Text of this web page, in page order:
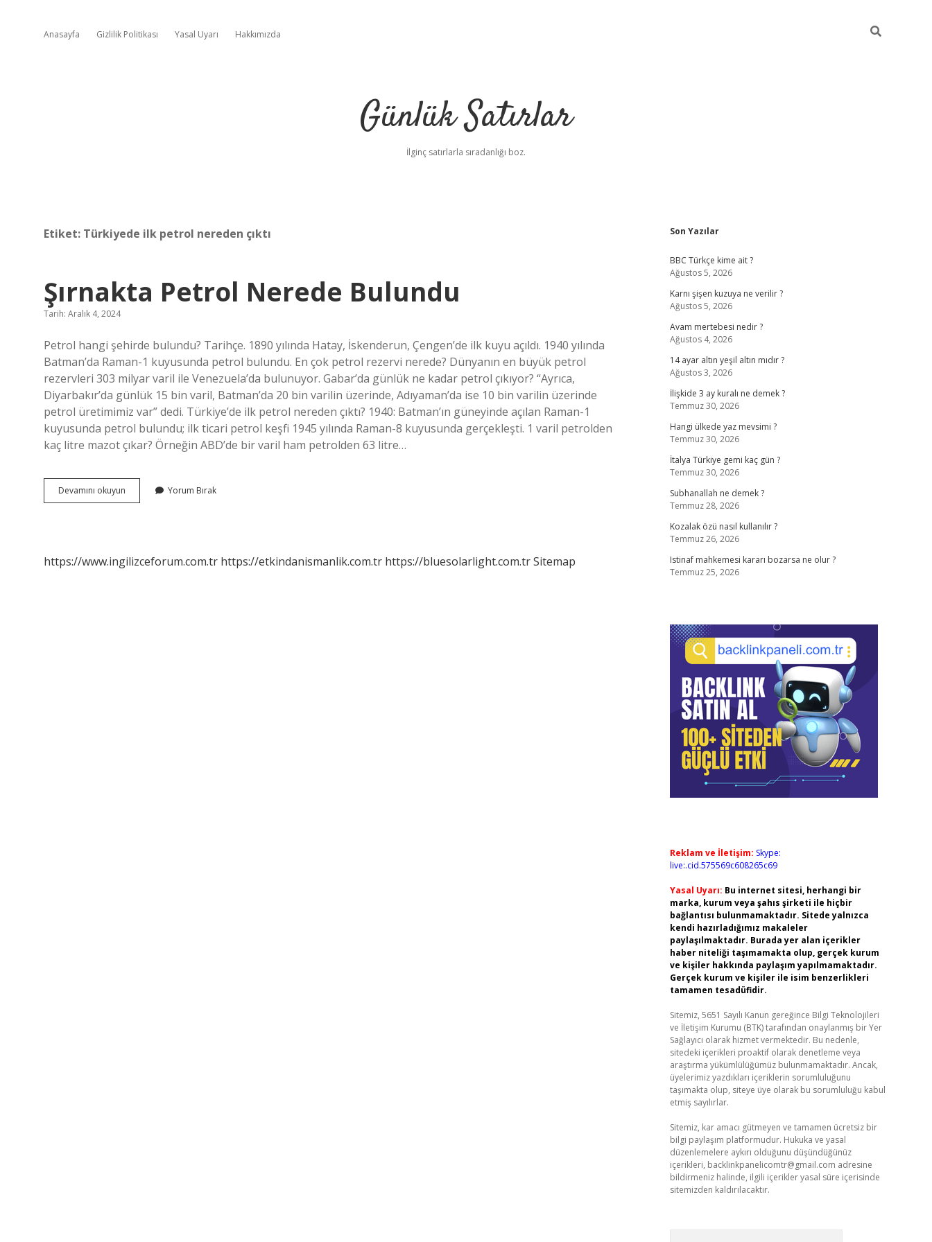
Anasayfa Gizlilik Politikası Yasal Uyarı Hakkımızda
Günlük Satırlar
İlginç satırlarla sıradanlığı boz.
Etiket: Türkiyede ilk petrol nereden çıktı
Şırnakta Petrol Nerede Bulundu
Tarih: Aralık 4, 2024
Petrol hangi şehirde bulundu? Tarihçe. 1890 yılında Hatay, İskenderun, Çengen’de ilk kuyu açıldı. 1940 yılında
Batman’da Raman-1 kuyusunda petrol bulundu. En çok petrol rezervi nerede? Dünyanın en büyük petrol
rezervleri 303 milyar varil ile Venezuela’da bulunuyor. Gabar’da günlük ne kadar petrol çıkıyor? “Ayrıca,
Diyarbakır’da günlük 15 bin varil, Batman’da 20 bin varilin üzerinde, Adıyaman’da ise 10 bin varilin üzerinde
petrol üretimimiz var” dedi. Türkiye’de ilk petrol nereden çıktı? 1940: Batman’ın güneyinde açılan Raman-1
kuyusunda petrol bulundu; ilk ticari petrol keşfi 1945 yılında Raman-8 kuyusunda gerçekleşti. 1 varil petrolden
kaç litre mazot çıkar? Örneğin ABD’de bir varil ham petrolden 63 litre…
Devamını okuyun Şırnakta
Petrol
Yorum Bırak
https://www.ingilizceforum.com.tr https://etkindanismanlik.com.tr https://bluesolarlight.com.trSitemap
Sidebar
Son Yazılar
BBC Türkçe kime ait ?
Ağustos 5, 2026
Karnı şişen kuzuya ne verilir ?
Ağustos 5, 2026
Avam mertebesi nedir ?
Ağustos 4, 2026
14 ayar altın yeşil altın mıdır ?
Ağustos 3, 2026
İlişkide 3 ay kuralı ne demek ?
Temmuz 30, 2026
Hangi ülkede yaz mevsimi ?
Temmuz 30, 2026
İtalya Türkiye gemi kaç gün ?
Temmuz 30, 2026
Subhanallah ne demek ?
Temmuz 28, 2026
Kozalak özü nasıl kullanılır ?
Temmuz 26, 2026
Istinaf mahkemesi kararı bozarsa ne olur ?
Temmuz 25, 2026
Reklam ve İletişim: Skype:
live:.cid.575569c608265c69
Yasal Uyarı: Bu internet sitesi, herhangi bir
marka, kurum veya şahıs şirketi ile hiçbir
bağlantısı bulunmamaktadır. Sitede yalnızca
kendi hazırladığımız makaleler
paylaşılmaktadır. Burada yer alan içerikler
haber niteliği taşımamakta olup, gerçek kurum
ve kişiler hakkında paylaşım yapılmamaktadır.
Gerçek kurum ve kişiler ile isim benzerlikleri
tamamen tesadüfidir.
Sitemiz, 5651 Sayılı Kanun gereğince Bilgi Teknolojileri
ve İletişim Kurumu (BTK) tarafından onaylanmış bir Yer
Sağlayıcı olarak hizmet vermektedir. Bu nedenle,
sitedeki içerikleri proaktif olarak denetleme veya
araştırma yükümlülüğümüz bulunmamaktadır. Ancak,
üyelerimiz yazdıkları içeriklerin sorumluluğunu
taşımakta olup, siteye üye olarak bu sorumluluğu kabul
etmiş sayılırlar.
Sitemiz, kar amacı gütmeyen ve tamamen ücretsiz bir
bilgi paylaşım platformudur. Hukuka ve yasal
düzenlemelere aykırı olduğunu düşündüğünüz
içerikleri, backlinkpanelicomtr@gmail.com adresine
bildirmeniz halinde, ilgili içerikler yasal süre içerisinde
sitemizden kaldırılacaktır.